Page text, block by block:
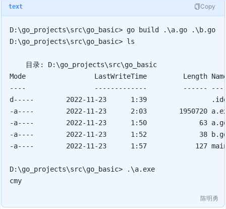
text Copy
D:\go_projects\src\go_basic> go build .\a.go .\b.go
D:\go_projects\src\go_basic> ls
    目录: D:\go_projects\src\go_basic
Mode                 LastWriteTime         Length
----                 -------------         ------
d-----        2022-11-23      1:39
-a----        2022-11-23      2:03        1950720
-a----        2022-11-23      1:50             63
-a----        2022-11-23      1:52             38
-a----        2022-11-23      1:57            127
D:\go_projects\src\go_basic> .\a.exe
陈明勇